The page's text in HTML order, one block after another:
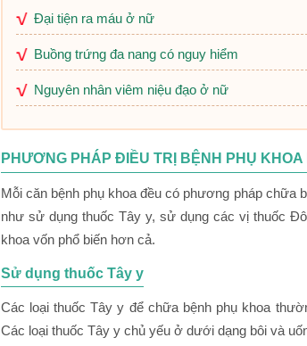
Đại tiện ra máu ở nữ
Buồng trứng đa nang có nguy hiểm
Nguyên nhân viêm niệu đạo ở nữ
PHƯƠNG PHÁP ĐIỀU TRỊ BỆNH PHỤ KHOA
Mỗi căn bệnh phụ khoa đều có phương pháp chữa
như sử dụng thuốc Tây y, sử dụng các vị thuốc
khoa vốn phổ biến hơn cả.
Sử dụng thuốc Tây y
Các loại thuốc Tây y để chữa bệnh phụ khoa
Các loại thuốc Tây y chủ yếu ở dưới dạng bôi và